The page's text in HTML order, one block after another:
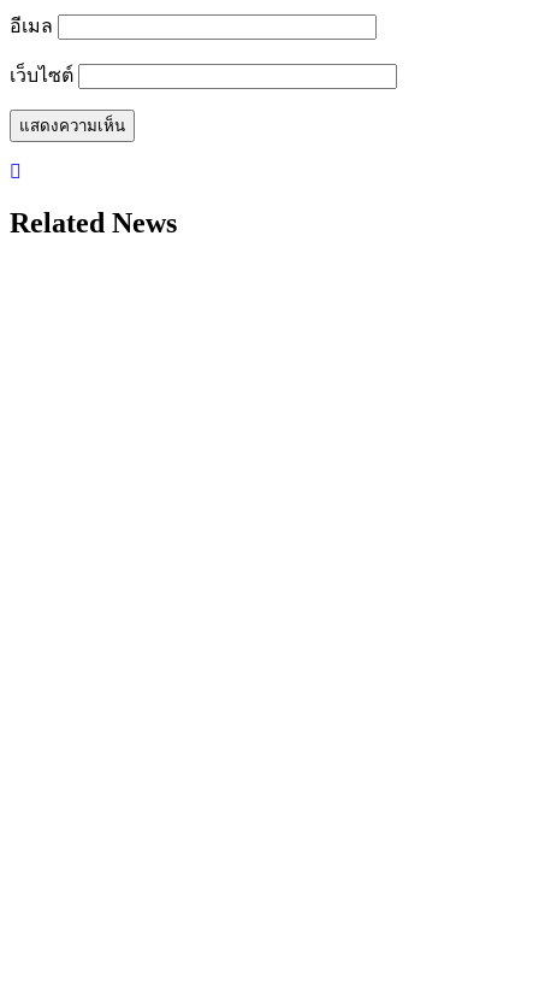
อีเมล
เว็บไซต์
Related News